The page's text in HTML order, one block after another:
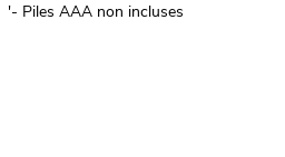
'- Piles AAA non incluses